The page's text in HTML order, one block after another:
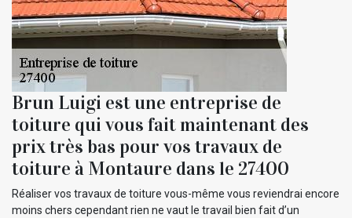
Brun Luigi est une entreprise de
toiture qui vous fait maintenant des
prix très bas pour vos travaux de
toiture à Montaure dans le 27400
Réaliser vos travaux de toiture vous-même vous reviendrai encore
moins chers cependant rien ne vaut le travail bien fait d’un